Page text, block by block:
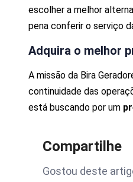
escolher a melhor
pena conferir o serviço
Adquira o melhor
A missão da Bira
continuidade das
está buscando por um
Compartilhe
Gostou deste